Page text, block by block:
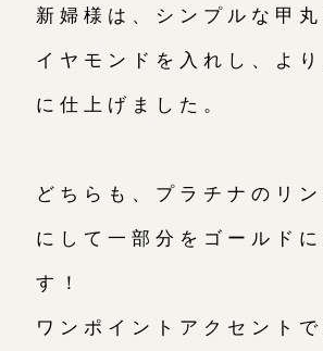
新婦様は、シンプルな甲
イヤモンドを入れし、よ
に仕上げました。
どちらも、プラチナのリ
にして一部分をゴールドに
す！
ワンポイントアクセント